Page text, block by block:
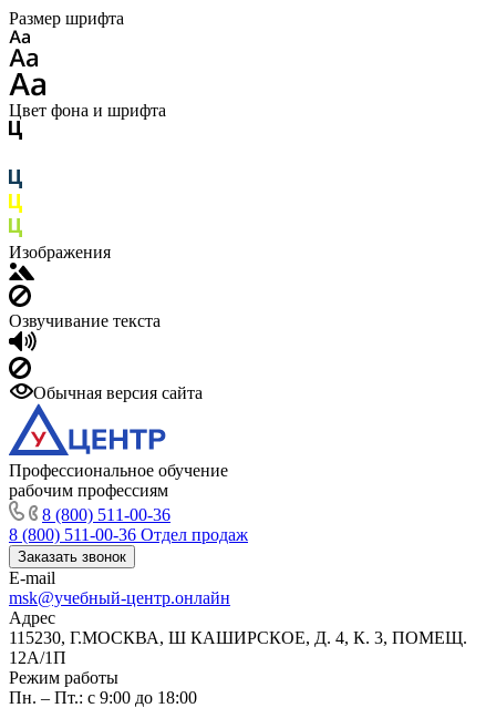
Размер шрифта
Цвет фона и шрифта
Изображения
Озвучивание текста
Обычная версия сайта
Профессиональное обучение
рабочим профессиям
8 (800) 511-00-36
8 (800) 511-00-36 Отдел продаж
Заказать звонок
E-mail
msk@учебный-центр.онлайн
Адрес
115230, Г.МОСКВА, Ш КАШИРСКОЕ, Д. 4, К. 3, ПОМЕЩ.
12А/1П
Режим работы
Пн. – Пт.: с 9:00 до 18:00